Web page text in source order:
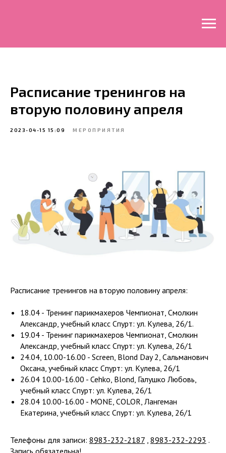
Расписание тренингов на
вторую половину апреля
2023-04-15 15:09 МЕРОПРИЯТИЯ
Расписание тренингов на вторую половину апреля:
18.04 - Тренинг парикмахеров Чемпионат, Смолкин
Александр, учебный класс Спурт: ул. Кулева, 26/1.
19.04 - Тренинг парикмахеров Чемпионат, Смолкин
Александр, учебный класс Спурт: ул. Кулева, 26/1
24.04, 10.00-16.00 - Screen, Blond Day 2, Сальманович
Оксана, учебный класс Спурт: ул. Кулева, 26/1
26.04 10.00-16.00 - Cehko, Blond, Галушко Любовь,
учебный класс Спурт: ул. Кулева, 26/1
28.04 10.00-16.00 - MONE, COLOR, Лангеман
Екатерина, учебный класс Спурт: ул. Кулева, 26/1
Телефоны для записи: 8983-232-2187 8983-232-2293 .
Запись обязательна!